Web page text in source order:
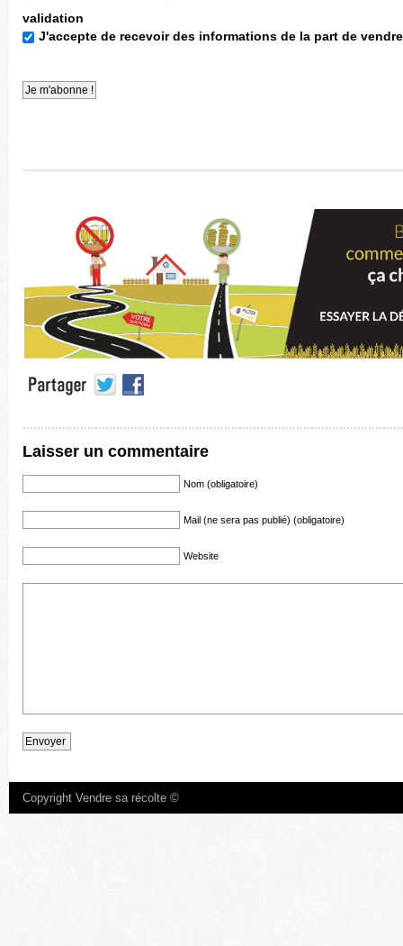
validation
J'accepte de recevoir des informations de la part de
Laisser un commentaire
Nom (obligatoire)
Mail (ne sera pas publié) (obligatoire)
Website
Copyright Vendre sa récolte ©